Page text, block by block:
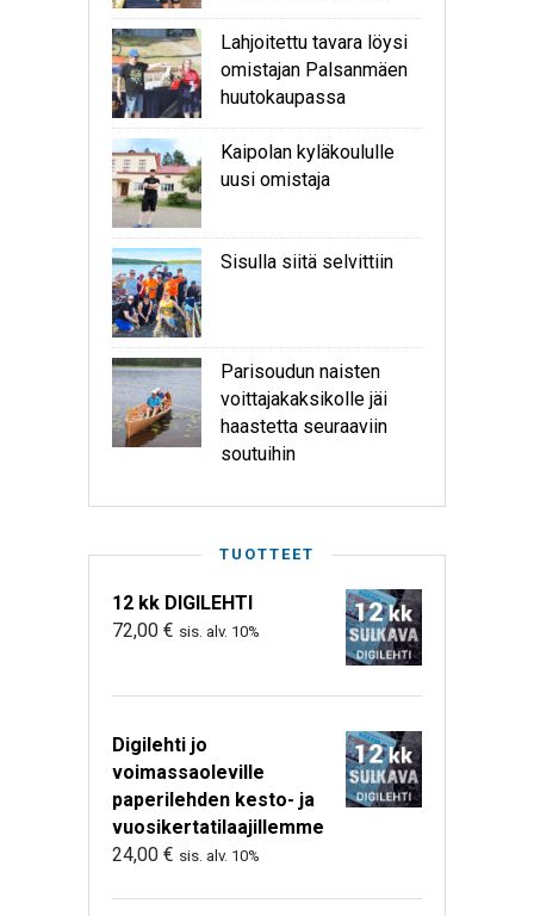
Lahjoitettu tavara löysi
omistajan Palsanmäen
huutokaupassa
Kaipolan kyläkoululle
uusi omistaja
Sisulla siitä selvittiin
Parisoudun naisten
voittajakaksikolle jäi
haastetta seuraaviin
soutuihin
TUOTTEET
12 kk DIGILEHTI
72,00 € sis. alv. 10%
Digilehti jo
voimassaoleville
paperilehden kesto- ja
vuosikertatilaajillemme
24,00 € sis. alv. 10%